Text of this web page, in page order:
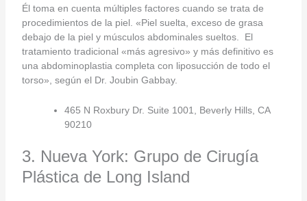
Él toma en cuenta múltiples factores cuando se trata de
procedimientos de la piel. «Piel suelta, exceso de grasa
debajo de la piel y músculos abdominales sueltos. El
tratamiento tradicional «más agresivo» y más definitivo es
una abdominoplastia completa con liposucción de todo el
torso», según el Dr. Joubin Gabbay.
465 N Roxbury Dr. Suite 1001, Beverly Hills, CA
90210
3. Nueva York: Grupo de Cirugía
Plástica de Long Island